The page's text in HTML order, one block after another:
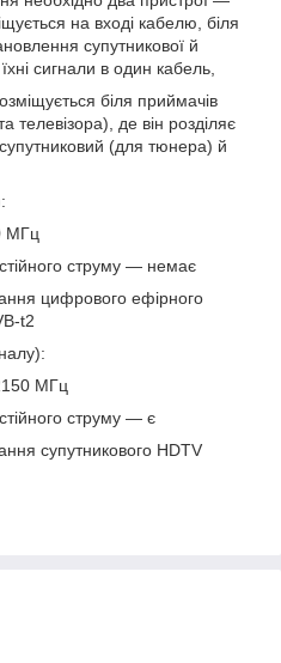
на вході кабелю, біля
супутникової й
сигнали в один кабель,
біля приймачів
телевізора), де він розділяє
(для тюнера) й
МГц
струму — немає
цифрового ефірного
t2
МГц
струму — є
супутникового HDTV